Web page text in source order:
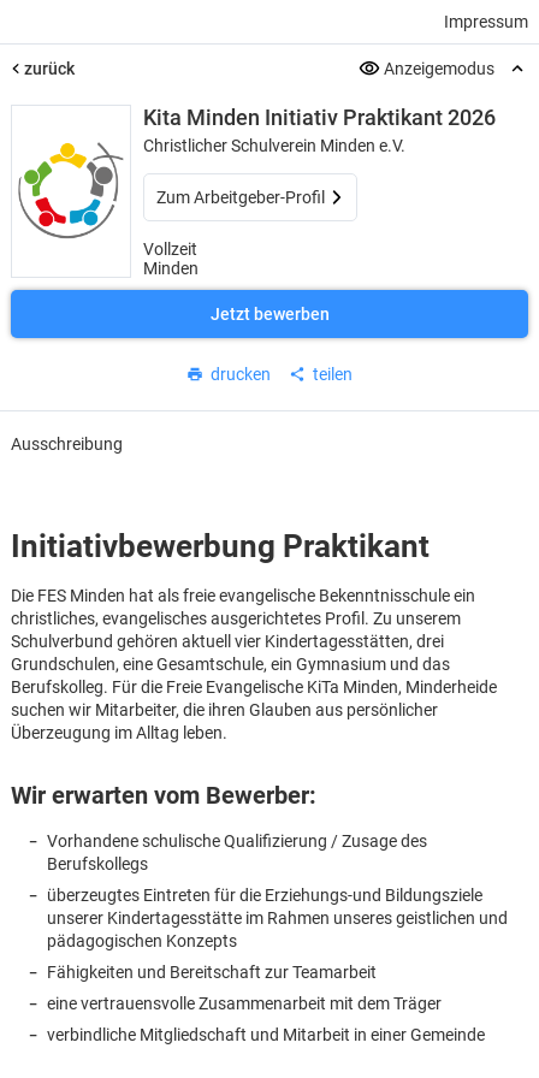
Impressum
zurück Anzeigemodus
Kita Minden Initiativ Praktikant 2026
Christlicher Schulverein Minden e.V.
Zum Arbeitgeber-Profil
Vollzeit
Minden
Jetzt bewerben
drucken teilen
Ausschreibung
Initiativbewerbung Praktikant
Die FES Minden hat als freie evangelische Bekenntnisschule ein
christliches, evangelisches ausgerichtetes Profil. Zu unserem
Schulverbund gehören aktuell vier Kindertagesstätten, drei
Grundschulen, eine Gesamtschule, ein Gymnasium und das
Berufskolleg. Für die Freie Evangelische KiTa Minden, Minderheide
suchen wir Mitarbeiter, die ihren Glauben aus persönlicher
Überzeugung im Alltag leben.
Wir erwarten vom Bewerber:
Vorhandene schulische Qualifizierung / Zusage des
Berufskollegs
überzeugtes Eintreten für die Erziehungs-und Bildungsziele
unserer Kindertagesstätte im Rahmen unseres geistlichen und
pädagogischen Konzepts
Fähigkeiten und Bereitschaft zur Teamarbeit
eine vertrauensvolle Zusammenarbeit mit dem Träger
verbindliche Mitgliedschaft und Mitarbeit in einer Gemeinde
Karte anzeigen